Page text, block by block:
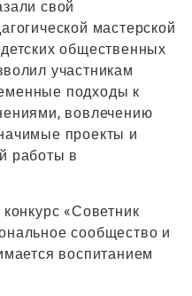
свой
мастерской
общественных
участникам
подходы к
вовлечению
проекты и
работы в
«Советник
сообщество и
воспитанием